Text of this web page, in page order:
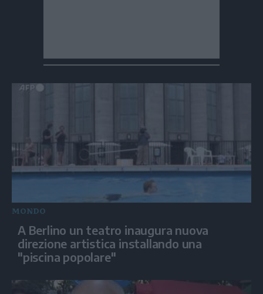
MONDO
A Berlino un teatro inaugura nuova
direzione artistica installando una
"piscina popolare"